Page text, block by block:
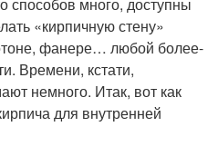
«кирпичную стену»
фанере… любой более-
Времени, кстати,
немного. Итак, вот как
для внутренней